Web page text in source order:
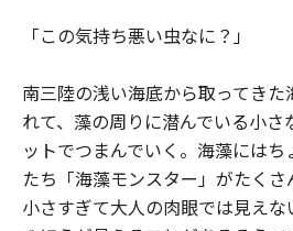
「この気持ち悪い虫なに？」
南三陸の浅い海底から取ってき
れて、藻の周りに潜んでいる小さ
ットでつまんでいく。海藻には
たち「海藻モンスター」がたくさ
小さすぎて大人の肉眼では見え